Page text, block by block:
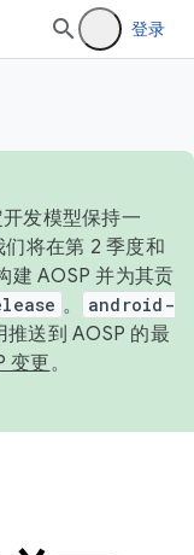
登录
发模型保持一
将在第 2 季度和
建 AOSP 并为其贡
。
android-
送到 AOSP 的最
变更。